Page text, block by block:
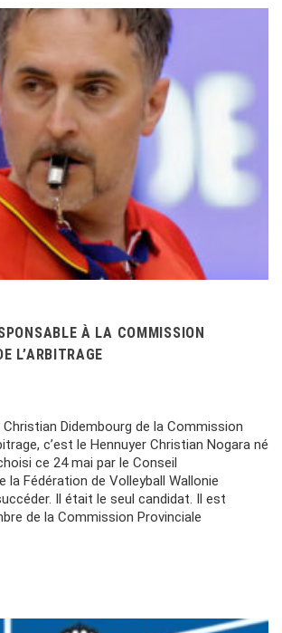
À LA COMMISSION
L’ARBITRAGE
Didembourg de la Commission
c’est le Hennuyer Christian Nogara né
ce 24 mai par le Conseil
la Fédération de Volleyball Wallonie
Il était le seul candidat. Il est
de la Commission Provinciale